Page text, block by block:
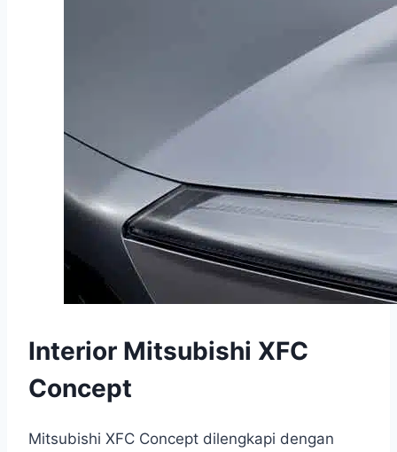
Interior Mitsubishi XFC
Concept
Mitsubishi XFC Concept dilengkapi dengan